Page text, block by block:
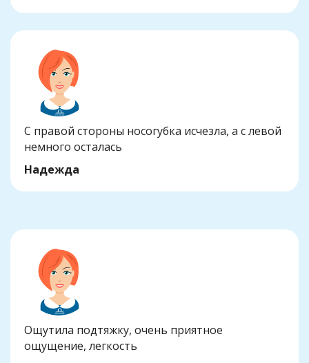
С правой стороны носогубка исчезла, а с левой
немного осталась
Надежда
Ощутила подтяжку, очень приятное
ощущение, легкость